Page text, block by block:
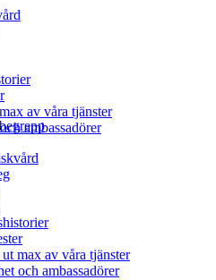
av våra tjänster
ambassadörer
max av våra tjänster
och ambassadörer